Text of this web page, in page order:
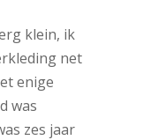
klein, ik
net
enige
was
zes jaar